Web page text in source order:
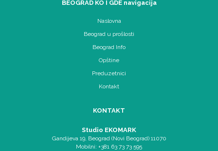
BEOGRAD KO I GDE navigacija
Naslovna
Beograd u prošlosti
Beograd Info
Opštine
Preduzetnici
Kontakt
KONTAKT
Studio EKOMARK
Gandijeva 19, Beograd (Novi Beograd) 11070
Mobilni: +381 63 73 73 595